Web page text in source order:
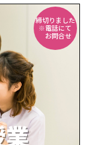
締切りました
※電話にて
お問合せ